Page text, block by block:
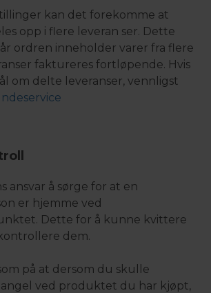
kan det forekomme at
opp i flere leveran ser. Dette
ordren inneholder varer fra flere
faktureres fortløpende. Hvis
om delte leveranser, vennligst
ansvar å sørge for at en
er hjemme ved
Dette for å kunne kvittere
dem.
på at dersom du skulle
ved produktet du har kjøpt,